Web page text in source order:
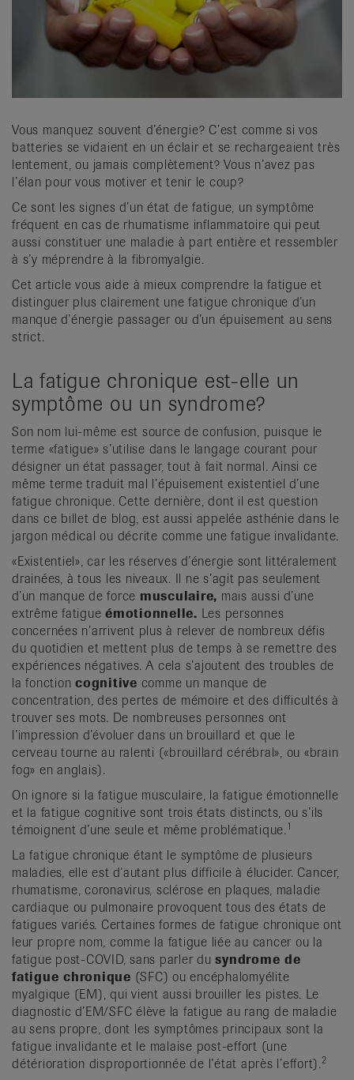
Vous manquez souvent d’énergie? C’est comme si vos
batteries se vidaient en un éclair et se rechargeaient très
lentement, ou jamais complètement? Vous n’avez pas
l’élan pour vous motiver et tenir le coup?
Ce sont les signes d’un état de fatigue, un symptôme
fréquent en cas de rhumatisme inflammatoire qui peut
aussi constituer une maladie à part entière et ressembler
à s’y méprendre à la fibromyalgie.
Cet article vous aide à mieux comprendre la fatigue et
distinguer plus clairement une fatigue chronique d’un
manque d’énergie passager ou d’un épuisement au sens
strict.
La fatigue chronique est-elle un
symptôme ou un syndrome?
Son nom lui-même est source de confusion, puisque le
terme «fatigue» s’utilise dans le langage courant pour
désigner un état passager, tout à fait normal. Ainsi ce
même terme traduit mal l’épuisement existentiel d’une
fatigue chronique. Cette dernière, dont il est question
dans ce billet de blog, est aussi appelée asthénie dans le
jargon médical ou décrite comme une fatigue invalidante.
«Existentiel», car les réserves d’énergie sont littéralement
drainées, à tous les niveaux. Il ne s’agit pas seulement
d’un manque de force musculaire, mais aussi d’une
extrême fatigue émotionnelle. Les personnes
concernées n’arrivent plus à relever de nombreux défis
du quotidien et mettent plus de temps à se remettre des
expériences négatives. A cela s’ajoutent des troubles de
la fonction cognitive comme un manque de
concentration, des pertes de mémoire et des difficultés à
trouver ses mots. De nombreuses personnes ont
l’impression d’évoluer dans un brouillard et que le
cerveau tourne au ralenti («brouillard cérébral», ou «brain
fog» en anglais).
On ignore si la fatigue musculaire, la fatigue émotionnelle
et la fatigue cognitive sont trois états distincts, ou s’ils
témoignent d’une seule et même problématique.1
La fatigue chronique étant le symptôme de plusieurs
maladies, elle est d’autant plus difficile à élucider. Cancer,
rhumatisme, coronavirus, sclérose en plaques, maladie
cardiaque ou pulmonaire provoquent tous des états de
fatigues variés. Certaines formes de fatigue chronique ont
leur propre nom, comme la fatigue liée au cancer ou la
fatigue post-COVID, sans parler dusyndrome de
fatigue chronique (SFC) ou encéphalomyélite
myalgique (EM), qui vient aussi brouiller les pistes. Le
diagnostic d’EM/SFC élève la fatigue au rang de maladie
au sens propre, dont les symptômes principaux sont la
fatigue invalidante et le malaise post-effort (une
détérioration disproportionnée de l’état après l’effort).2